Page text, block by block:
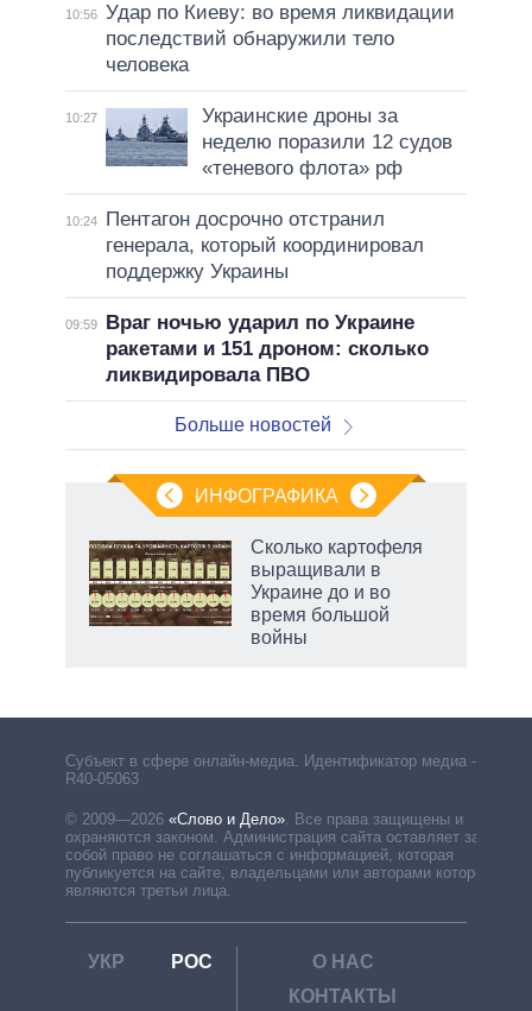
10:56 Удар по Киеву: во время ликвидации
последствий обнаружили тело
человека
10:27
Украинские дроны за
неделю поразили 12 судов
«теневого флота» рф
10:24
Пентагон досрочно отстранил
генерала, который координировал
поддержку Украины
09:59
Враг ночью ударил по Украине
ракетами и 151 дроном: сколько
ликвидировала ПВО
Больше новостей
ИНФОГРАФИКА
Сколько картофеля
выращивали в
Украине до и во
время большой
войны
Субъект в сфере онлайн-медиа. Идентификатор медиа –
R40-05063
© 2009—2026 «Слово и Дело». Все права защищены и
охраняются законом. Администрация сайта оставляет за
собой право не соглашаться с информацией, которая
публикуется на сайте, владельцами или авторами которой
являются третьи лица.
УКР РОС
О НАС
КОНТАКТЫ